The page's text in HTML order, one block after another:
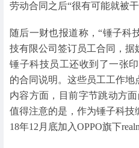
劳动合同之后“很有可能就被干
随后一财也报道称，“锤子科
技有限公司签订员工合同，
锤子科技员工还收到了一张
的合同说明。这些员工工作
内容方面，目前字节跳动方
值得注意的是，作为锤子科技
18年12月底加入OPPO旗下